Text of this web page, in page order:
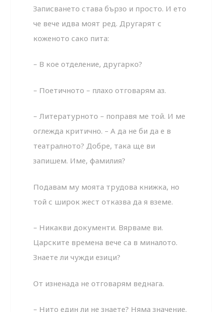
Записването става бързо и просто. И ето
че вече идва моят ред. Другарят с
коженото сако пита:
– В кое отделение, другарко?
– Поетичното – плахо отговарям аз.
– Литературното – поправя ме той. И ме
оглежда критично. – А да не би да е в
театралното? Добре, така ще ви
запишем. Име, фамилия?
Подавам му моята трудова книжка, но
той с широк жест отказва да я вземе.
– Никакви документи. Вярваме ви.
Царските времена вече са в миналото.
Знаете ли чужди езици?
От изненада не отговарям веднага.
– Нито един ли не знаете? Няма значение.